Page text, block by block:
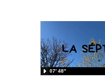
07′ 48″